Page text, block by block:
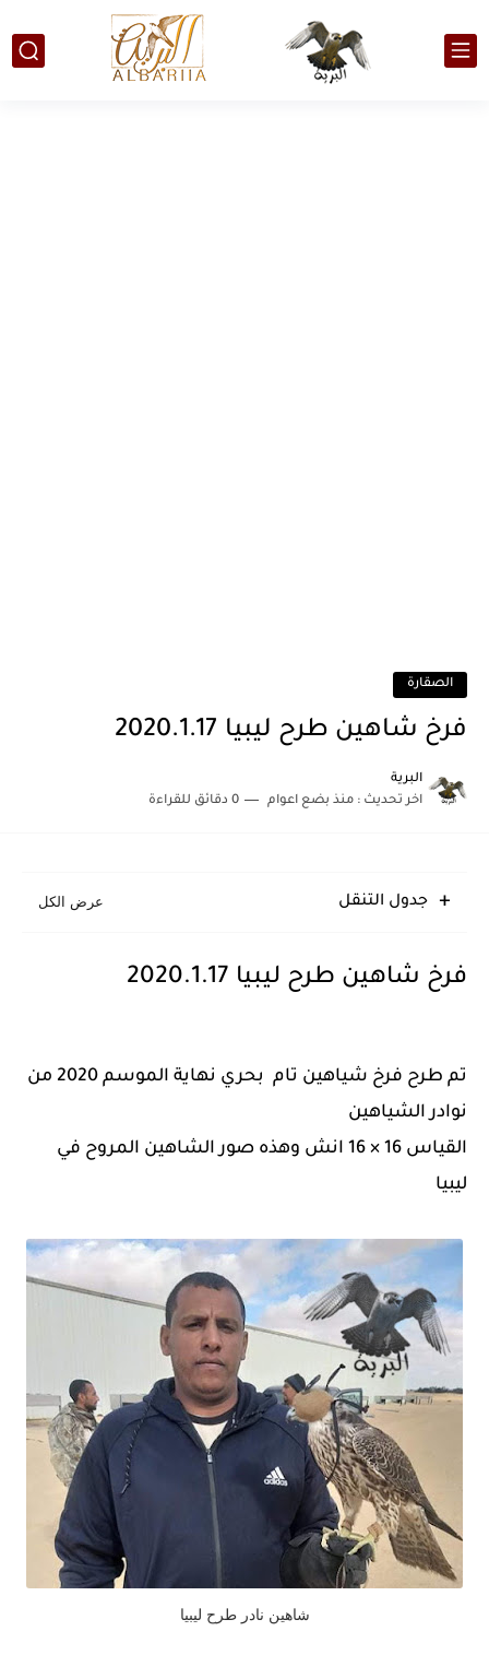
الصقارة
فرخ شاهين طرح ليبيا 2020.1.17
البرية
اخر تحديث : منذ بضع اعوام 0 دقائق للقراءة
جدول التنقل
فرخ شاهين طرح ليبيا 2020.1.17
تم طرح فرخ شياهين تام بحري نهاية الموسم 2020 من
نوادر الشياهين
القياس 16 × 16 انش وهذه صور الشاهين المروح في
ليبيا
شاهين نادر طرح ليبيا